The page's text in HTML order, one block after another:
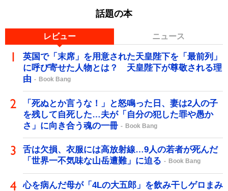
話題の本
レビュー ニュース
英国で「末席」を用意された天皇陛下を「最前列」
に呼び寄せた人物とは？ 天皇陛下が尊敬される理
由
Book Bang
「死ぬとか言うな！」と怒鳴った日、妻は2人の子
を残して自死した…夫が「自分の犯した罪や愚か
さ」に向き合う魂の一冊
Book Bang
舌は欠損、衣服には高放射線…9人の若者が死んだ
「世界一不気味な山岳遭難」に迫る
Book Bang
心を病んだ母が「4Lの大五郎」を飲み干しゲロまみ